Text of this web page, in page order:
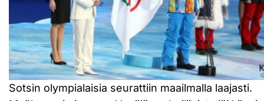
Sotsin olympialaisia seurattiin maailmalla laajasti.